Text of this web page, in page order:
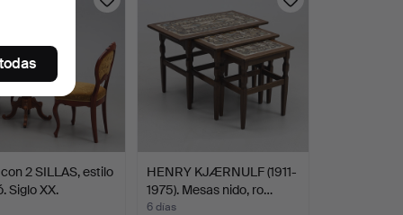
2 SILLAS, estilo
Siglo XX.
HENRY KJÆRNULF (1911-
1975). Mesas nido, ro…
6 días